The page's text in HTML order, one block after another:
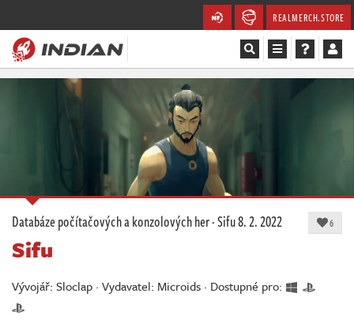
REALMERCH.STORE
Soutěže
Databáze
Komunita
Databáze počítačových a konzolových her·Sifu8. 2. 2022 6
Sifu
Vývojář: Sloclap · Vydavatel: Microids · Dostupné pro: